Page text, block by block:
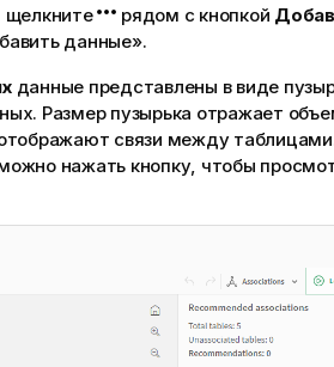
щелкните
рядом с кнопкой
данные».
данные представлены в виде
Размер пузырька отражает
связи между
нажать кнопку, чтобы